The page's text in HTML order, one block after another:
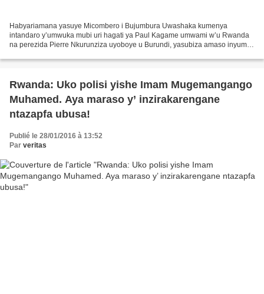
Habyariamana yasuye Micombero i Bujumbura Uwashaka kumenya
intandaro y’umwuka mubi uri hagati ya Paul Kagame umwami w’u Rwanda
na perezida Pierre Nkurunziza uyoboye u Burundi, yasubiza amaso inyuma
Rwanda: Uko polisi yishe Imam Mugemangango
Muhamed. Aya maraso y’ inzirakarengane
ntazapfa ubusa!
Publié le 28/01/2016 à 13:52
Par veritas